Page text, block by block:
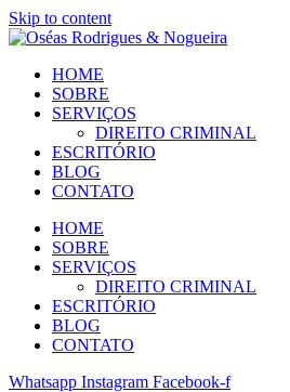
Skip to content
HOME
SOBRE
SERVIÇOS
DIREITO CRIMINAL
ESCRITÓRIO
BLOG
CONTATO
HOME
SOBRE
SERVIÇOS
DIREITO CRIMINAL
ESCRITÓRIO
BLOG
CONTATO
Whatsapp Instagram Facebook-f